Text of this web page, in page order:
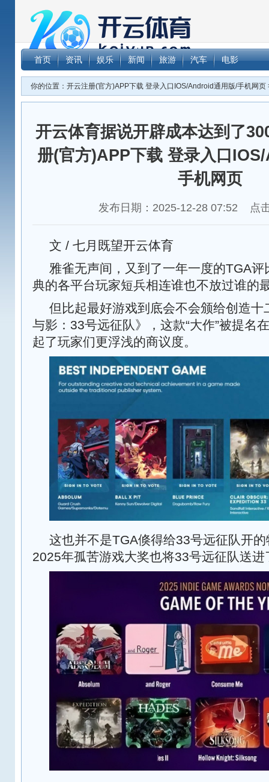
开云体育据
下载 登录入口
首页 资讯 娱乐 新闻 旅游 汽车 电影
你的位置： 开云注册(官方)APP下载 登录入口IOS/Android通用版/手机网页
开云体育据说开辟成本达到了
册(官方)APP下载 登录入口
手机网页
发布日期：2025-12-28 07:52 点
文 / 七月既望开云体育
雅雀无声间，又到了一年一度的TGA
典的各平台玩家短兵相连谁也不放过谁的
但比起最好游戏到底会不会颁给创造十
与影：33号远征队》，这款“大作”被提名
起了玩家们更浮浅的商议度。
这也并不是TGA倏得给33号远征队开
2025年孤苦游戏大奖也将33号远征队送